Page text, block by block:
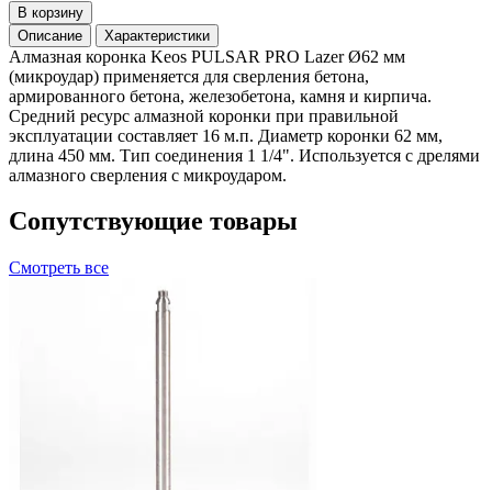
В корзину
Описание
Характеристики
Алмазная коронка Keos PULSAR PRO Lazer Ø62 мм
(микроудар) применяется для сверления бетона,
армированного бетона, железобетона, камня и кирпича.
Средний ресурс алмазной коронки при правильной
эксплуатации составляет 16 м.п. Диаметр коронки 62 мм,
длина 450 мм. Тип соединения 1 1/4". Используется с дрелями
алмазного сверления с микроударом.
Сопутствующие товары
Смотреть все